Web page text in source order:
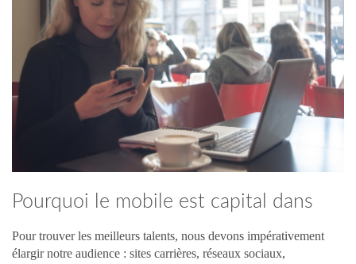
Pourquoi le mobile est capital dans
votre stratégie de recrutement ?
Pour trouver les meilleurs talents, nous devons impérativement
élargir notre audience : sites carrières, réseaux sociaux,